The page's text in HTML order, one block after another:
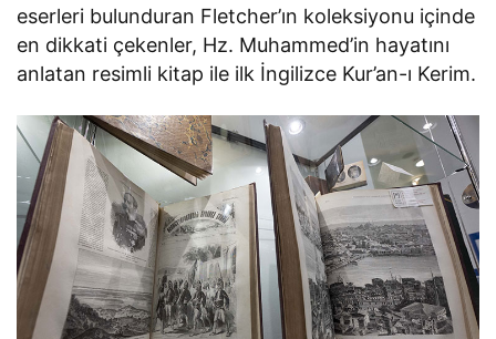
eserleri bulunduran Fletcher’ın koleksiyonu içinde
en dikkati çekenler, Hz. Muhammed’in hayatını
anlatan resimli kitap ile ilk İngilizce Kur’an-ı Kerim.